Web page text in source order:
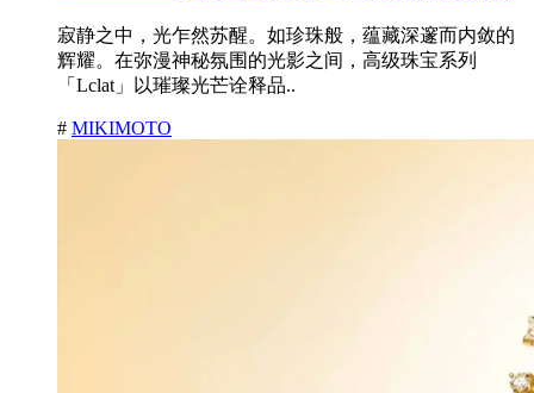
寂静之中，光乍然苏醒。如珍珠般，蕴藏深邃而内敛的
辉耀。在弥漫神秘氛围的光影之间，高级珠宝系列
「Lclat」以璀璨光芒诠释品..
# MIKIMOTO